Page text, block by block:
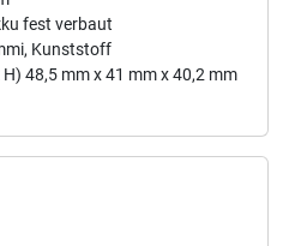
fest verbaut
Kunststoff
H) 48,5 mm x 41 mm x 40,2 mm